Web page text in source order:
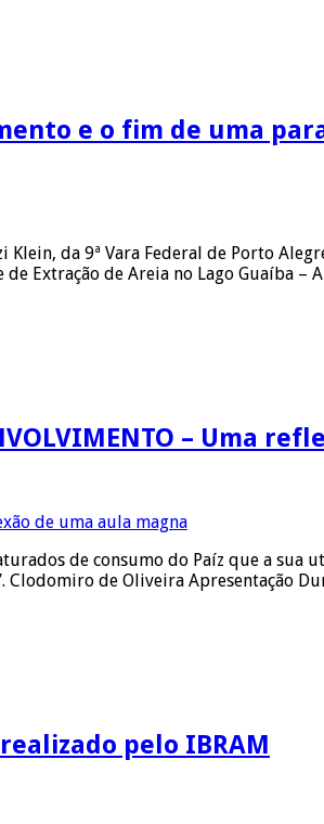
e o fim de uma
da 9ª Vara Federal de Porto
Extração de Areia no Lago Guaíba –
– Uma
de consumo do Paíz que a sua
de Oliveira Apresentação
pelo IBRAM